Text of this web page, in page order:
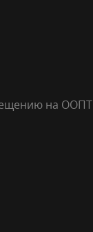
на ООПТ